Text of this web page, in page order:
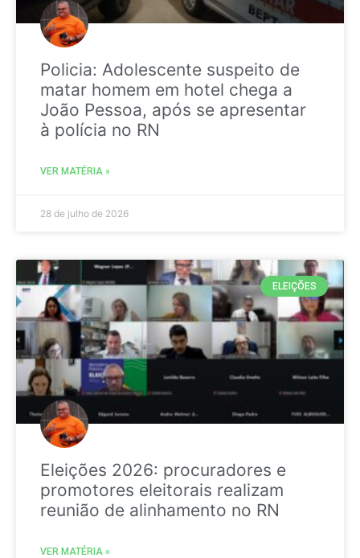
Policia: Adolescente suspeito de
matar homem em hotel chega a
João Pessoa, após se apresentar
à polícia no RN
VER MATÉRIA »
28 de julho de 2026
ELEIÇÕES
Eleições 2026: procuradores e
promotores eleitorais realizam
reunião de alinhamento no RN
VER MATÉRIA »